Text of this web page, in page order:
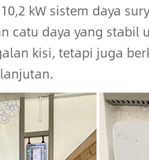
kW sistem daya
catu daya yang
kisi, tetapi juga